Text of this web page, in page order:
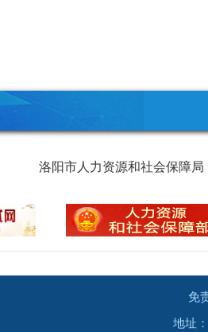
洛阳市人力资源和社会保障局
免
地址